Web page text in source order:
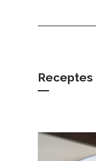
Receptes